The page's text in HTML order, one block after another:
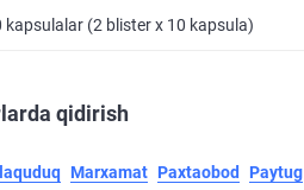
(2 blister х 10 kapsula)
qidirish
Marxamat Paxtaobod Paytug